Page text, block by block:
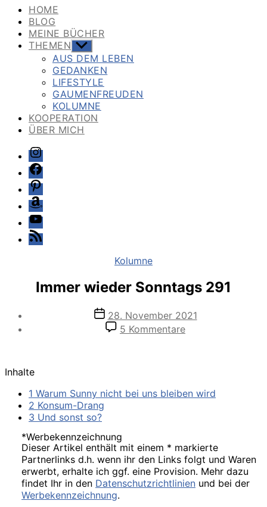
HOME
BLOG
MEINE BÜCHER
THEMEN Untermenü
anzeigen
AUS DEM LEBEN
GEDANKEN
LIFESTYLE
GAUMENFREUDEN
KOLUMNE
KOOPERATION
ÜBER MICH
Instagram
Facebook
Pinterest
Amazon
Youtube
Feed
Kategorien
Kolumne
Immer wieder Sonntags 291
Veröffentlichungsdatum
28. November 2021
5 Kommentarezu
Inhalte
1 Warum Sunny nicht bei uns bleiben wird
2 Konsum-Drang
3 Und sonst so?
*Werbekennzeichnung
Dieser Artikel enthält mit einem * markierte
Partnerlinks d.h. wenn ihr den Links folgt und Waren
erwerbt, erhalte ich ggf. eine Provision. Mehr dazu
findet Ihr in den Datenschutzrichtlinien und bei der
Werbekennzeichnung.